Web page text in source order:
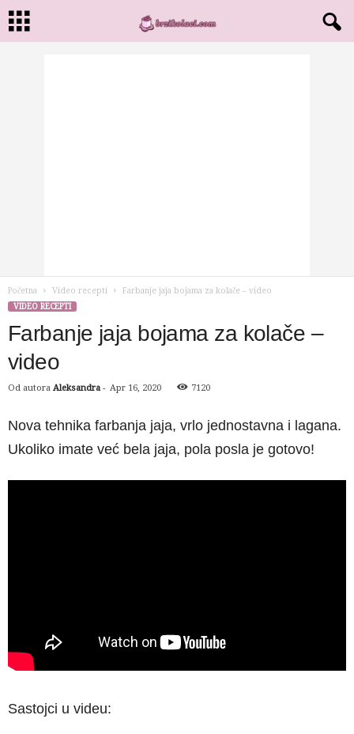
Početna Video recepti
Farbanje jaja bojama za kolače – video
VIDEO RECEPTI
Farbanje jaja bojama za kolače –
video
Od autora Aleksandra - Apr 16, 2020 7120
Nova tehnika farbanja jaja, vrlo jednostavna i lagana.
Ukoliko imate već bela jaja, pola posla je gotovo!
Sastojci u videu: